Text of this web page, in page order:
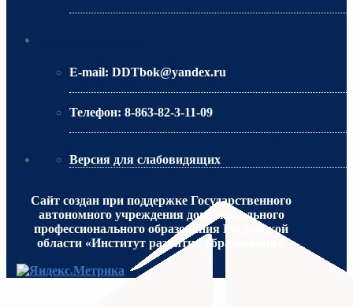
МИНИСТЕРСТВО ПРОСВЕЩЕНИЯ
E-mail: DDTbok@yandex.ru
Телефон: 8-863-82-3-11-09
Версия для слабовидящих
Сайт создан при поддержке Государственного
автономного учреждения дополнительного
профессионального образования Ростовской
области «Институт развития образования».